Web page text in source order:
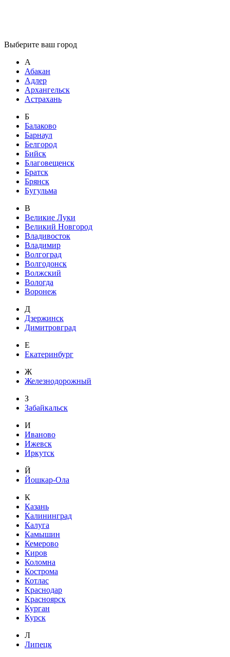
Выберите ваш город
А
Абакан
Адлер
Архангельск
Астрахань
Б
Балаково
Барнаул
Белгород
Бийск
Благовещенск
Братск
Брянск
Бугульма
В
Великие Луки
Великий Новгород
Владивосток
Владимир
Волгоград
Волгодонск
Волжский
Вологда
Воронеж
Д
Дзержинск
Димитровград
Е
Екатеринбург
Ж
Железнодорожный
З
Забайкальск
И
Иваново
Ижевск
Иркутск
Й
Йошкар-Ола
К
Казань
Калининград
Калуга
Камышин
Кемерово
Киров
Коломна
Кострома
Котлас
Краснодар
Красноярск
Курган
Курск
Л
Липецк